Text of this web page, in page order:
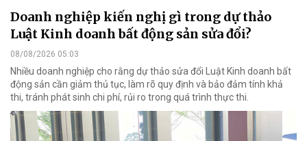
Doanh nghiệp kiến nghị gì trong dự thảo
Luật Kinh doanh bất động sản sửa đổi?
08/08/2026 05:03
Nhiều doanh nghiệp cho rằng dự thảo sửa đổi Luật Kinh doanh bất
động sản cần giảm thủ tục, làm rõ quy định và bảo đảm tính khả
thi, tránh phát sinh chi phí, rủi ro trong quá trình thực thi.